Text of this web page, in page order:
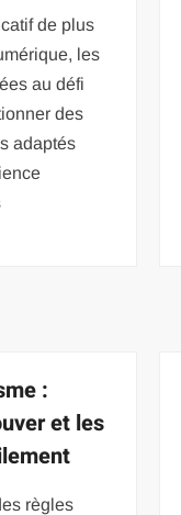
de plus
les
au défi
des
adaptés
:
et les
règles